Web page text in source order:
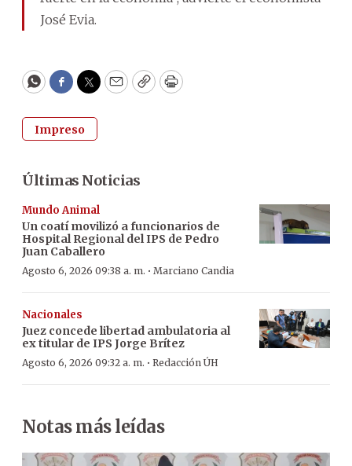
José Evia.
WhatsApp
Facebook
Twitter
EmailCopyPrint
Impreso
Últimas Noticias
Mundo Animal
Un coatí movilizó a funcionarios de
Hospital Regional del IPS de Pedro
Juan Caballero
Agosto 6, 2026 09:38 a. m. · Marciano Candia
Nacionales
Juez concede libertad ambulatoria al
ex titular de IPS Jorge Brítez
Agosto 6, 2026 09:32 a. m. · Redacción ÚH
Notas más leídas